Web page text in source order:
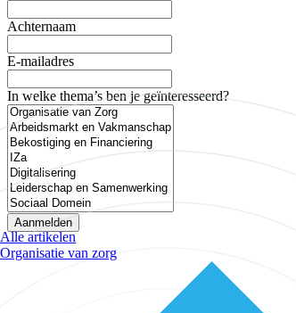
Alle artikelen
Organisatie van zorg
Achternaam
E-mailadres
In welke thema’s ben je geïnteresseerd?